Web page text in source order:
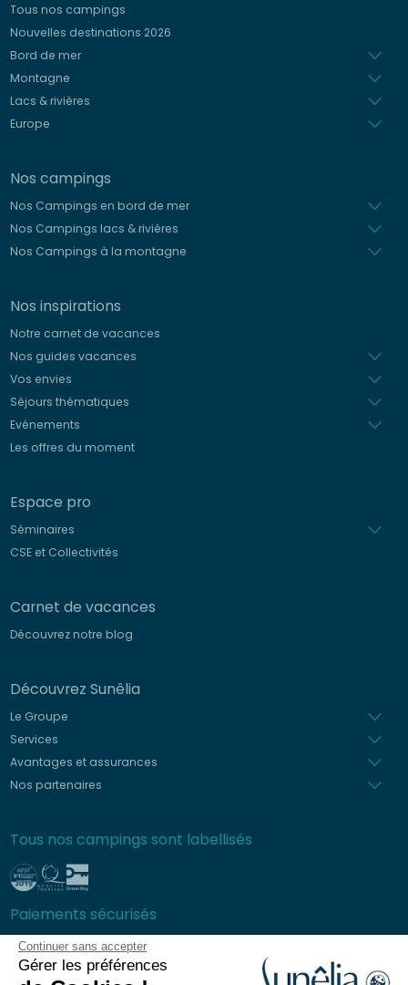
Continuer sans accepter
Gérer les préférences
Espagnol
Néerlandais
Tous nos campings
Nouvelles destinations 2026
Bord de mer
Montagne
Lacs & rivières
Europe
Nos campings
Nos Campings en bord de mer
Nos Campings lacs & rivières
Nos Campings à la montagne
Nos inspirations
Notre carnet de vacances
Nos guides vacances
Vos envies
Séjours thématiques
Evénements
Les offres du moment
Espace pro
Séminaires
CSE et Collectivités
Carnet de vacances
Découvrez notre blog
Découvrez Sunêlia
Le Groupe
Services
Avantages et assurances
Nos partenaires
Tous nos campings sont labellisés
Paiements sécurisés